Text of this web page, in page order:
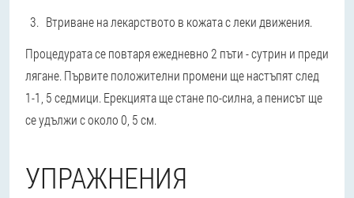
Втриване на лекарството в кожата с леки движения.
Процедурата се повтаря ежедневно 2 пъти - сутрин и преди
лягане. Първите положителни промени ще настъпят след
1-1, 5 седмици. Ерекцията ще стане по-силна, а пенисът ще
се удължи с около 0, 5 см.
УПРАЖНЕНИЯ